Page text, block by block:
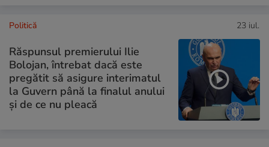
Politică 23 iul.
Răspunsul premierului Ilie
Bolojan, întrebat dacă este
pregătit să asigure interimatul
la Guvern până la finalul anului
și de ce nu pleacă